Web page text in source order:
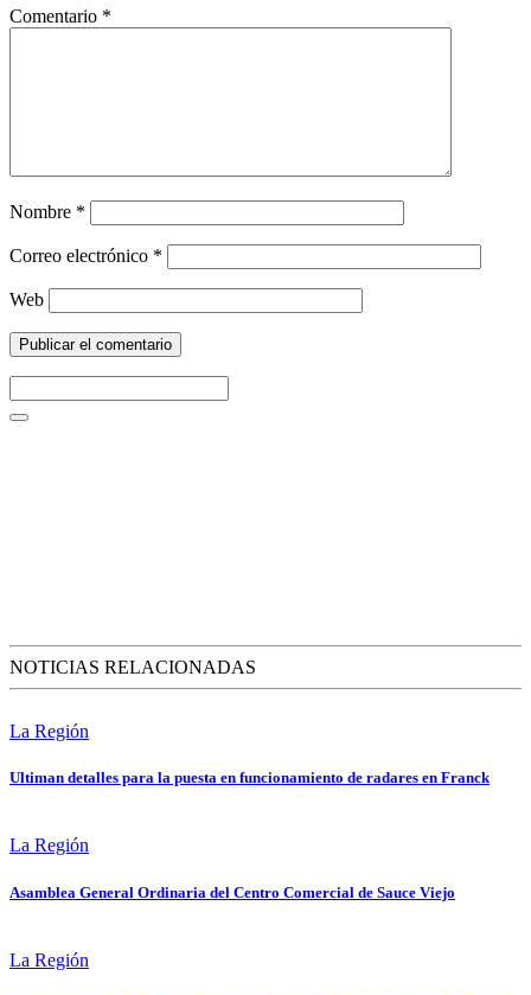
Comentario *
Nombre *
Correo electrónico *
Web
NOTICIAS RELACIONADAS
La Región
Ultiman detalles para la puesta en funcionamiento de radares en Franck
La Región
Asamblea General Ordinaria del Centro Comercial de Sauce Viejo
La Región